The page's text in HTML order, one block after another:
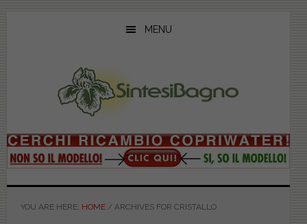
MENU
YOU ARE HERE: HOME /ARCHIVES FOR CRISTALLO